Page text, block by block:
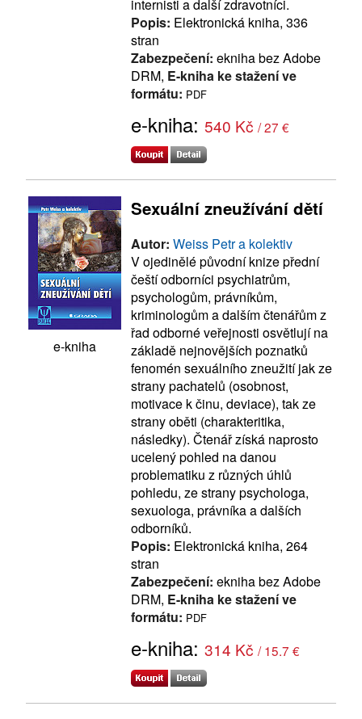
internisti a další zdravotníci.
Popis: Elektronická kniha, 336
stran
Zabezpečení: ekniha bez Adobe
DRM, E-kniha ke stažení ve
formátu: PDF
e-kniha: 540 Kč / 27 €
e-kniha
Sexuální zneužívání dětí
Autor: Weiss Petr a kolektiv
V ojedinělé původní knize přední
čeští odborníci psychiatrům,
psychologům, právníkům,
kriminologům a dalším čtenářům z
řad odborné veřejnosti osvětlují na
základě nejnovějších poznatků
fenomén sexuálního zneužití jak ze
strany pachatelů (osobnost,
motivace k činu, deviace), tak ze
strany oběti (charakteritika,
následky). Čtenář získá naprosto
ucelený pohled na danou
problematiku z různých úhlů
pohledu, ze strany psychologa,
sexuologa, právníka a dalších
odborníků.
Popis: Elektronická kniha, 264
stran
Zabezpečení: ekniha bez Adobe
DRM, E-kniha ke stažení ve
formátu: PDF
e-kniha: 314 Kč / 15.7 €